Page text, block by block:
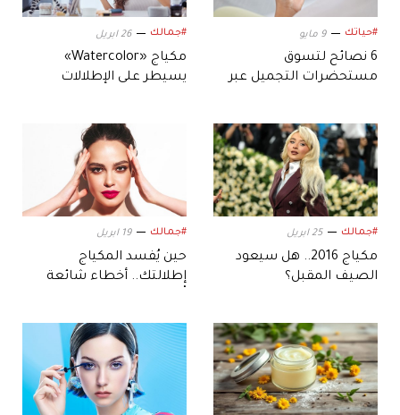
#حياتك 9 مايو
6 نصائح لتسوق
مستحضرات التجميل عبر
#جمالك 26 ابريل
مكياج «Watercolor»
يسيطر على الإطلالات
#جمالك 25 ابريل
مكياج 2016.. هل سيعود
الصيف المقبل؟
#جمالك 19 ابريل
حين يُفسد المكياج
إطلالتك.. أخطاء شائعة